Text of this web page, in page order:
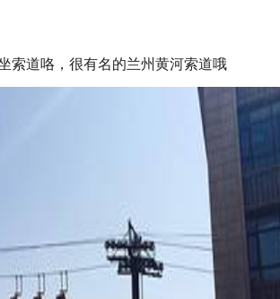
索道咯，很有名的兰州黄河索道哦